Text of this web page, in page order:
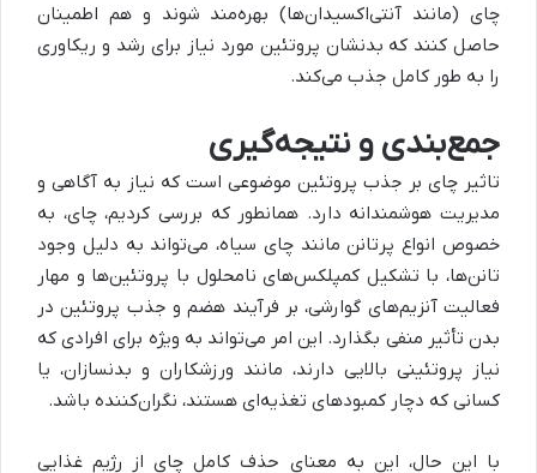
چای (مانند آنتی‌اکسیدان‌ها) بهره‌مند شوند و هم اطمینان
حاصل کنند که بدنشان پروتئین مورد نیاز برای رشد و ریکاوری
را به طور کامل جذب می‌کند.
جمع‌بندی و نتیجه‌گیری
تاثیر چای بر جذب پروتئین موضوعی است که نیاز به آگاهی و
مدیریت هوشمندانه دارد. همانطور که بررسی کردیم، چای، به
خصوص انواع پرتانن مانند چای سیاه، می‌تواند به دلیل وجود
تانن‌ها، با تشکیل کمپلکس‌های نامحلول با پروتئین‌ها و مهار
فعالیت آنزیم‌های گوارشی، بر فرآیند هضم و جذب پروتئین در
بدن تأثیر منفی بگذارد. این امر می‌تواند به ویژه برای افرادی که
نیاز پروتئینی بالایی دارند، مانند ورزشکاران و بدنسازان، یا
کسانی که دچار کمبودهای تغذیه‌ای هستند، نگران‌کننده باشد.
با این حال، این به معنای حذف کامل چای از رژیم غذایی